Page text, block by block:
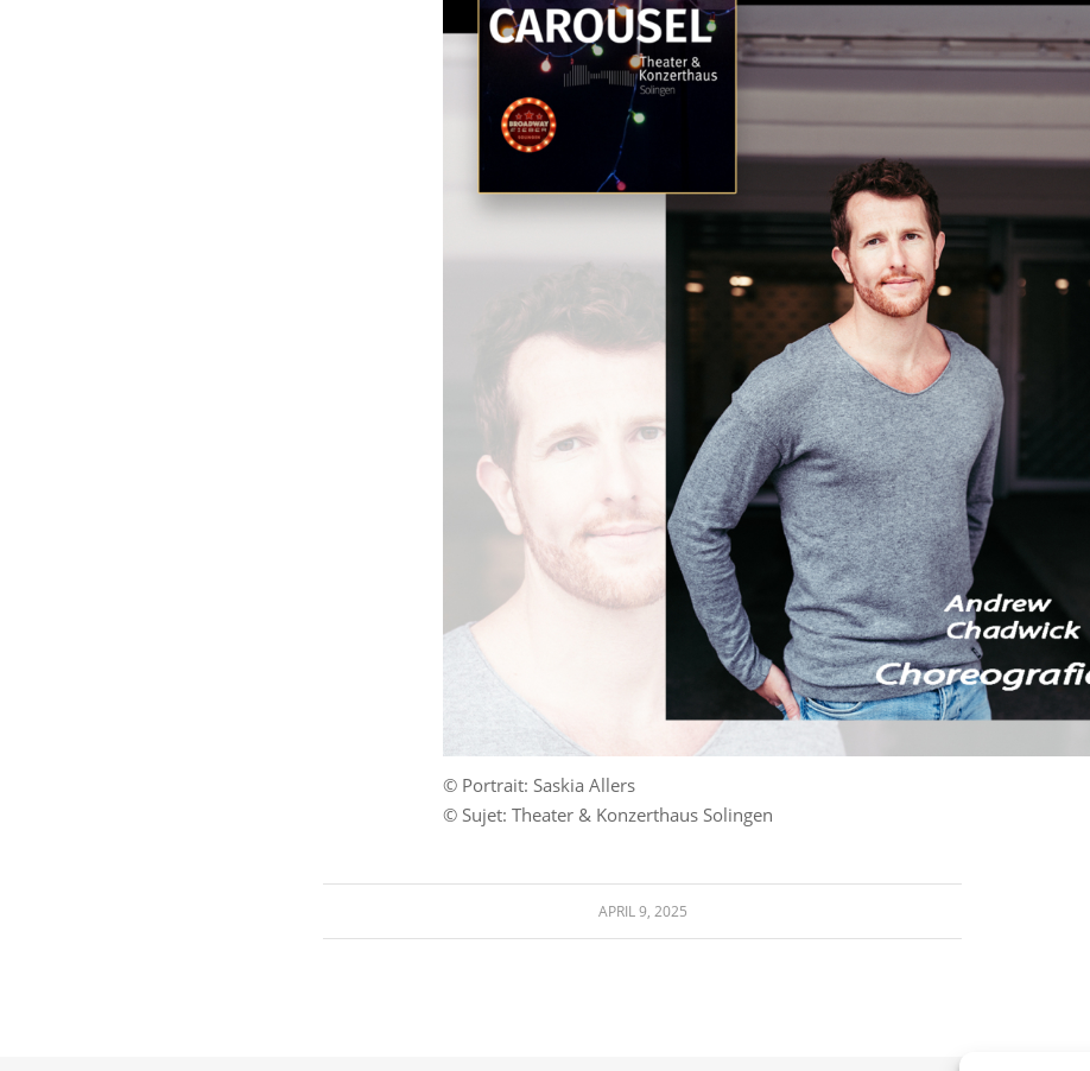
© Portrait: Saskia Allers
© Sujet: Theater & Konzerthaus Solingen
APRIL 9, 2025